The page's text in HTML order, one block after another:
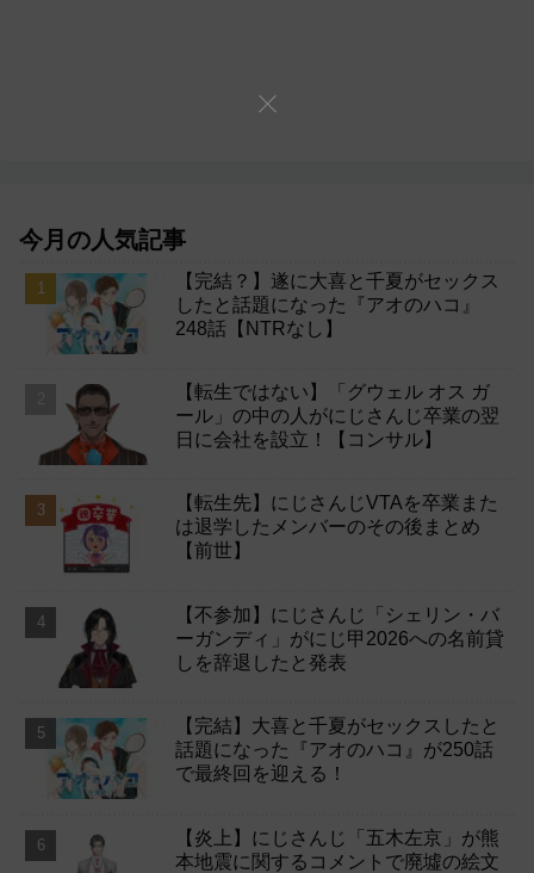
今月の人気記事
【完結？】遂に大喜と千夏がセックス
したと話題になった『アオのハコ』
248話【NTRなし】
【転生ではない】「グウェル オス ガ
ール」の中の人がにじさんじ卒業の翌
日に会社を設立！【コンサル】
【転生先】にじさんじVTAを卒業また
は退学したメンバーのその後まとめ
【前世】
【不参加】にじさんじ「シェリン・バ
ーガンディ」がにじ甲2026への名前貸
しを辞退したと発表
【完結】大喜と千夏がセックスしたと
話題になった『アオのハコ』が250話
で最終回を迎える！
【炎上】にじさんじ「五木左京」が熊
本地震に関するコメントで廃墟の絵文